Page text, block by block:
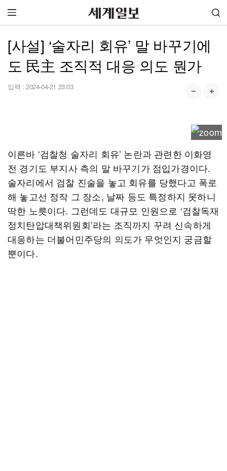
[사설] ‘술자리 회유’ 말 바꾸기에
도 民主 조직적 대응 의도 뭔가
입력 : 2024-04-21 23:03
이른바 ‘검찰청 술자리 회유’ 논란과 관련한 이화영
전 경기도 부지사 측의 말 바꾸기가 점입가경이다.
술자리에서 검찰 진술을 놓고 회유를 당했다고 폭로
해 놓고선 정작 그 장소, 날짜 등도 특정하지 못하니
딱한 노릇이다. 그런데도 대규모 인원으로 ‘검찰독재
정치탄압대책위원회’라는 조직까지 꾸려 신속하게
대응하는 더불어민주당의 의도가 무엇인지 궁금할
뿐이다.